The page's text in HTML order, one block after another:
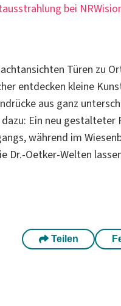
bei
Türen zu
entdecken kleine
aus ganz
Ein neu gestalteter
während im
Dr.-Oetker-Welten
Teilen